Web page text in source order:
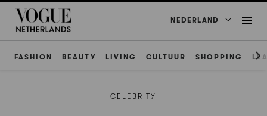
NEDERLAND
FASHION BEAUTY LIVING CULTUUR SHOPPING
CELEBRITY